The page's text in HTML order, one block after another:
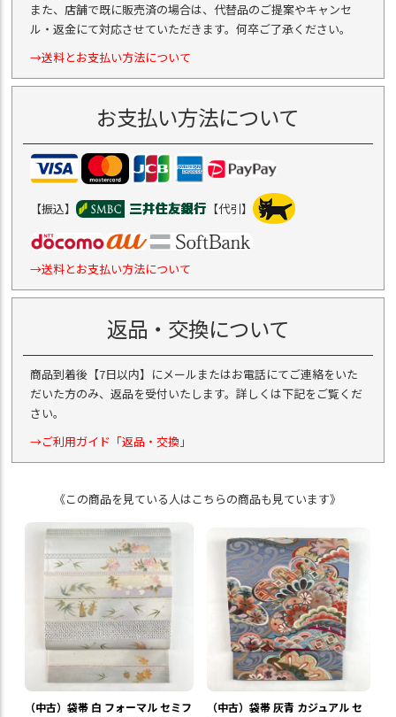
また、店舗で既に販売済の場合は、代替品のご提案やキャンセ
ル・返金にて対応させていただきます。何卒ご了承ください。
→送料とお支払い方法について
お支払い方法について
【振込】 【代引】
→送料とお支払い方法について
返品・交換について
商品到着後【7日以内】にメールまたはお電話にてご連絡をいた
だいた方のみ、返品を受付いたします。詳しくは下記をご覧くだ
さい。
→ご利用ガイド「返品・交換」
《この商品を見ている人はこちらの商品も見ています》
（中古）袋帯 白 フォーマル セミフ
（中古）袋帯 灰青 カジュアル セ